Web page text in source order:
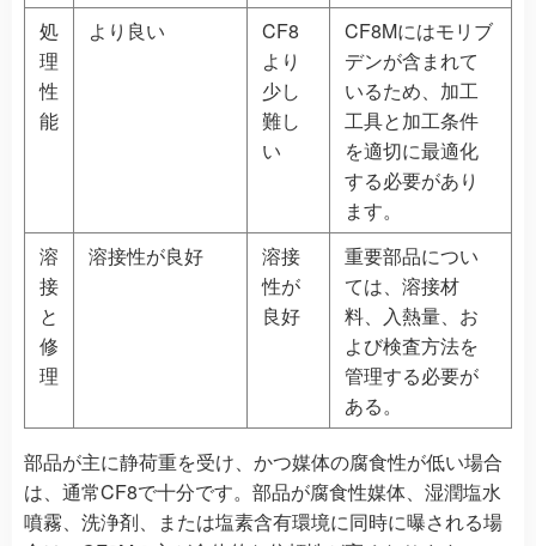
処
理
性
能
より良い
CF8
より
少し
難し
い
CF8Mにはモリブ
デンが含まれて
いるため、加工
工具と加工条件
を適切に最適化
する必要があり
ます。
溶
接
と
修
理
溶接性が良好
溶接
性が
良好
重要部品につい
ては、溶接材
料、入熱量、お
よび検査方法を
管理する必要が
ある。
部品が主に静荷重を受け、かつ媒体の腐食性が低い場合
は、通常CF8で十分です。部品が腐食性媒体、湿潤塩水
噴霧、洗浄剤、または塩素含有環境に同時に曝される場